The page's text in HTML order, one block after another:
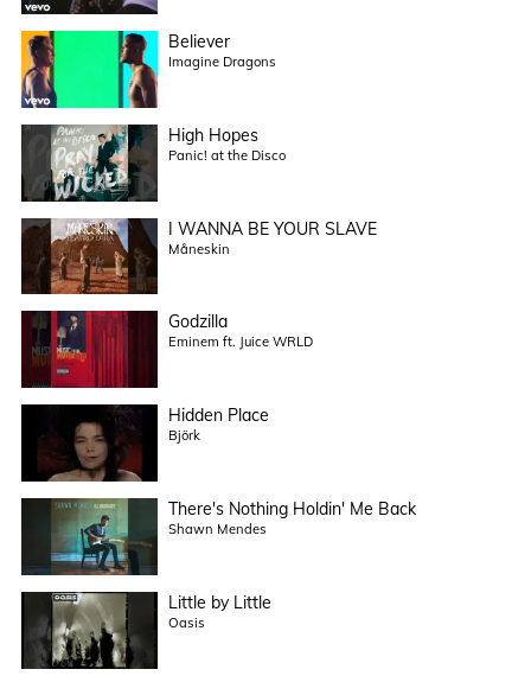
Believer
Imagine Dragons
High Hopes
Panic! at the Disco
I WANNA BE YOUR SLAVE
Måneskin
Godzilla
Eminem ft. Juice WRLD
Hidden Place
Björk
There's Nothing Holdin' Me Back
Shawn Mendes
Little by Little
Oasis